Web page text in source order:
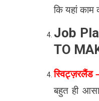
कि यहां काम
Job
TO
स्विट्ज़रलैंड
बहुत ही